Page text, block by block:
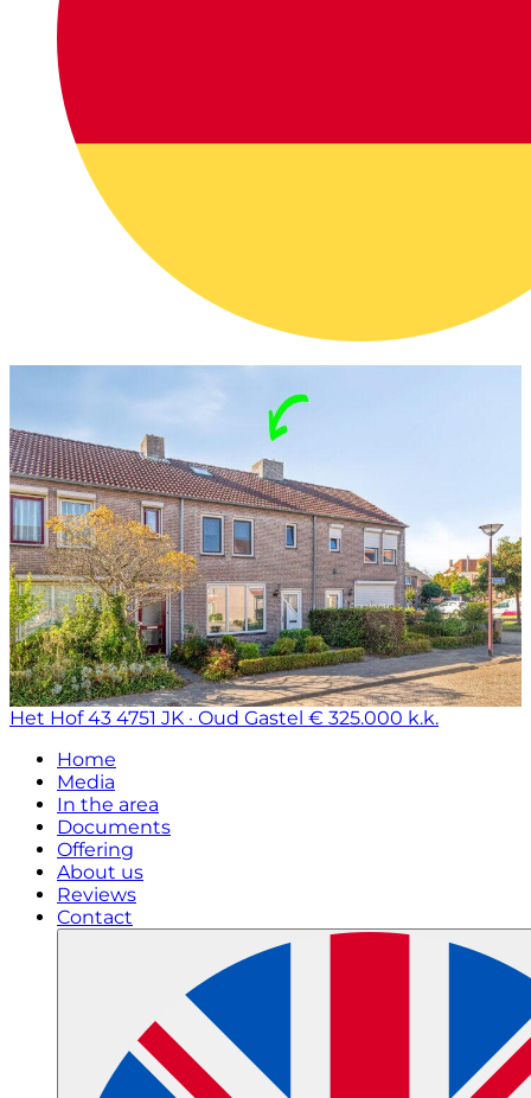
Het Hof 43 4751 JK · Oud Gastel € 325.000 k.k.
Home
Media
In the area
Documents
Offering
About us
Reviews
Contact